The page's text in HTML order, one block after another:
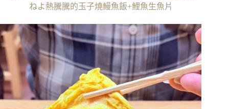
ねよ熱騰騰的玉子燒鰻魚飯+鯉魚生魚片